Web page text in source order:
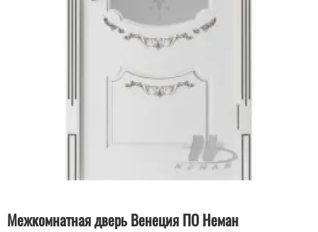
Межкомнатная дверь Венеция ПО Неман